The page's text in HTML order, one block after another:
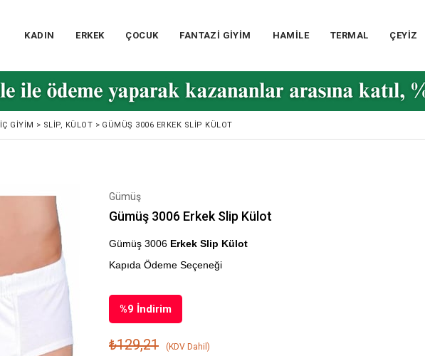
KADIN ERKEK ÇOCUK FANTAZİ GİYİM HAMİLE TERMAL ÇEYİZ
İÇ GIYIM > SLIP, KÜLOT > GÜMÜŞ 3006 ERKEK SLIP KÜLOT
Gümüş
Gümüş 3006 Erkek Slip Külot
Gümüş 3006 Erkek Slip Külot
Kapıda Ödeme Seçeneği
%9 İndirim
₺129,21 (KDV Dahil)